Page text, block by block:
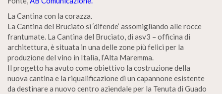
La Cantina con la corazza.
La Cantina del Bruciato si ‘difende’ assomigliando alle rocce
frantumate. La Cantina del Bruciato, di asv3 – officina di
architettura, è situata in una delle zone più felici per la
produzione del vino in Italia, l’Alta Maremma.
Il progetto ha avuto come obiettivo la costruzione della
nuova cantina e la riqualificazione di un capannone esistente
da destinare a nuovo centro aziendale per la Tenuta di Guado